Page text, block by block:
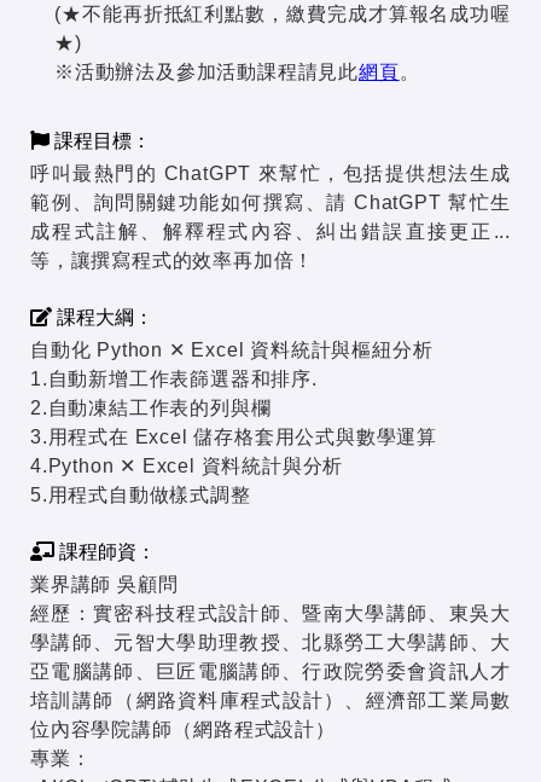
(★不能再折抵紅利點數，繳費完成才算報名成功喔
★)
※活動辦法及參加活動課程請見此網頁。
課程目標：
呼叫最熱門的 ChatGPT 來幫忙，包括提供想法生成
範例、詢問關鍵功能如何撰寫、請 ChatGPT 幫忙生
成程式註解、解釋程式內容、糾出錯誤直接更正...
等，讓撰寫程式的效率再加倍！
課程大綱：
自動化 Python ✕ Excel 資料統計與樞紐分析
1.自動新增工作表篩選器和排序.
2.自動凍結工作表的列與欄
3.用程式在 Excel 儲存格套用公式與數學運算
4.Python ✕ Excel 資料統計與分析
5.用程式自動做樣式調整
課程師資：
業界講師 吳顧問
經歷：實密科技程式設計師、暨南大學講師、東吳大
學講師、元智大學助理教授、北縣勞工大學講師、大
亞電腦講師、巨匠電腦講師、行政院勞委會資訊人才
培訓講師 （網路資料庫程式設計）、經濟部工業局數
位內容學院講師 （網路程式設計）
專業：